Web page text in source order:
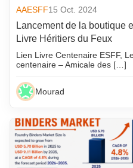
AAESFF15 Oct. 2024
Lancement de la boutique
Livre Héritiers du Feux
Lien Livre Centenaire ESFF,
centenaire – Amicale des […]
Mourad